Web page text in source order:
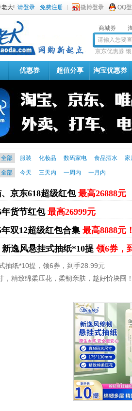
老大! 请登录 免费注册 微博登录 QQ
商城券
京东优惠券
优惠券 超值分享 淘宝优惠券
全部 服装 化妆品 数码家电 食品酒水 家
全部 今天 三天内 一周内 一月内
京东618超级红包最高26888元
年货节红包 最高26999元
年双12超级红包合集 最高8888元！
新逸风悬挂式抽纸*10提领6券，
抽纸*10提，领6券，到手28.99元
，精致绵柔压花，柔韧亲肤，趁好忦块囤！
淘宝优惠券+淘宝返利